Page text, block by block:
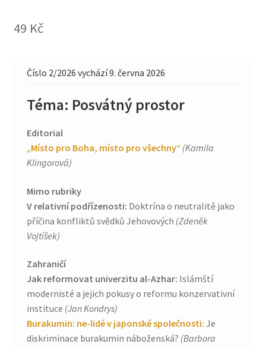
49 Kč
Číslo 2/2026 vychází 9. června 2026
Téma: Posvátný prostor
Editorial
„Místo pro Boha, místo pro všechny“ (Kamila
Klingorová)
Mimo rubriky
V relativní podřízenosti: Doktrína o neutralitě jako
příčina konfliktů svědků Jehovových (Zdeněk
Vojtíšek)
Zahraničí
Jak reformovat univerzitu al-Azhar: Islámští
modernisté a jejich pokusy o reformu konzervativní
instituce (Jan Kondrys)
Burakumin: ne-lidé v japonské společnosti: Je
diskriminace burakumin náboženská? (Barbora